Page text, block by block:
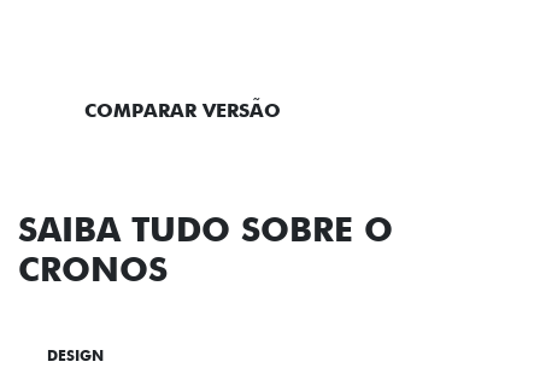
COMPARAR VERSÃO
SAIBA TUDO SOBRE O
CRONOS
DESIGN